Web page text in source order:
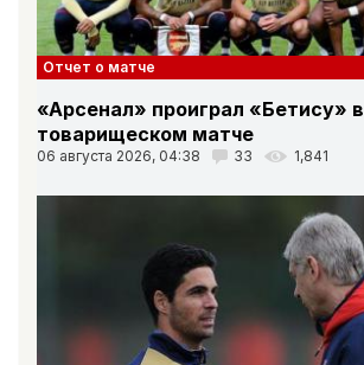
Отчет о матче
«Арсенал» проиграл «Бетису» в
товарищеском матче
06 августа 2026, 04:38 33 1,841